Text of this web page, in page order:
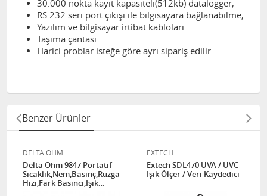
30.000 nokta kayıt kapasiteli(512kb) datalogger,
RS 232 seri port çıkışı ile bilgisayara bağlanabilme,
Yazılım ve bilgisayar irtibat kabloları
Taşıma çantası
Harici problar isteğe göre ayrı sipariş edilir.
Benzer Ürünler
DELTA OHM
Delta Ohm 9847 Portatif
Sıcaklık,Nem,Basınç,Rüzgar
Hızı,Fark Basıncı,Işık
EXTECH
Extech SDL470 UVA / UVC
Işık Ölçer / Veri Kaydedici